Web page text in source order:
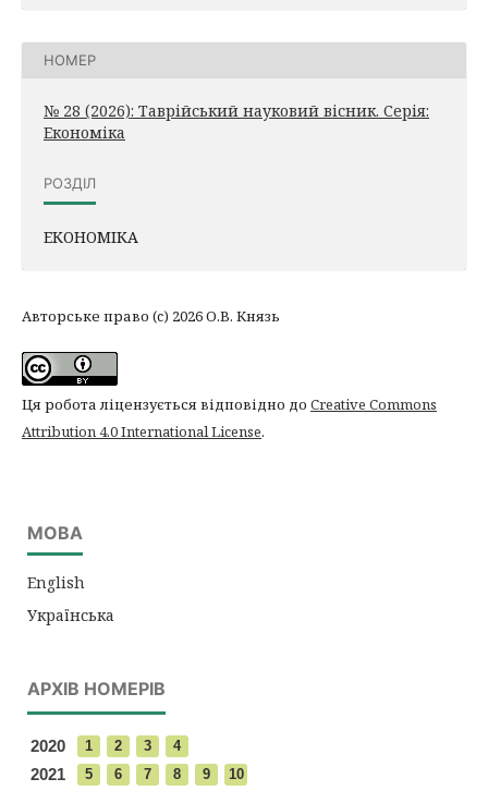
НОМЕР
№ 28 (2026): Таврійський науковий вісник. Серія:
Економіка
РОЗДІЛ
ЕКОНОМІКА
Авторське право (c) 2026 О.В. Князь
Ця робота ліцензується відповідно до Creative Commons
Attribution 4.0 International License.
МОВА
English
Українська
АРХІВ НОМЕРІВ
2020 1 2 3 4
2021 5 6 7 8 9 10